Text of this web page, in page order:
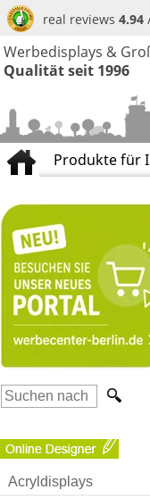
real reviews 4.94
Werbedisplays &
Qualität seit 1996
Produkte für
Acryldisplays